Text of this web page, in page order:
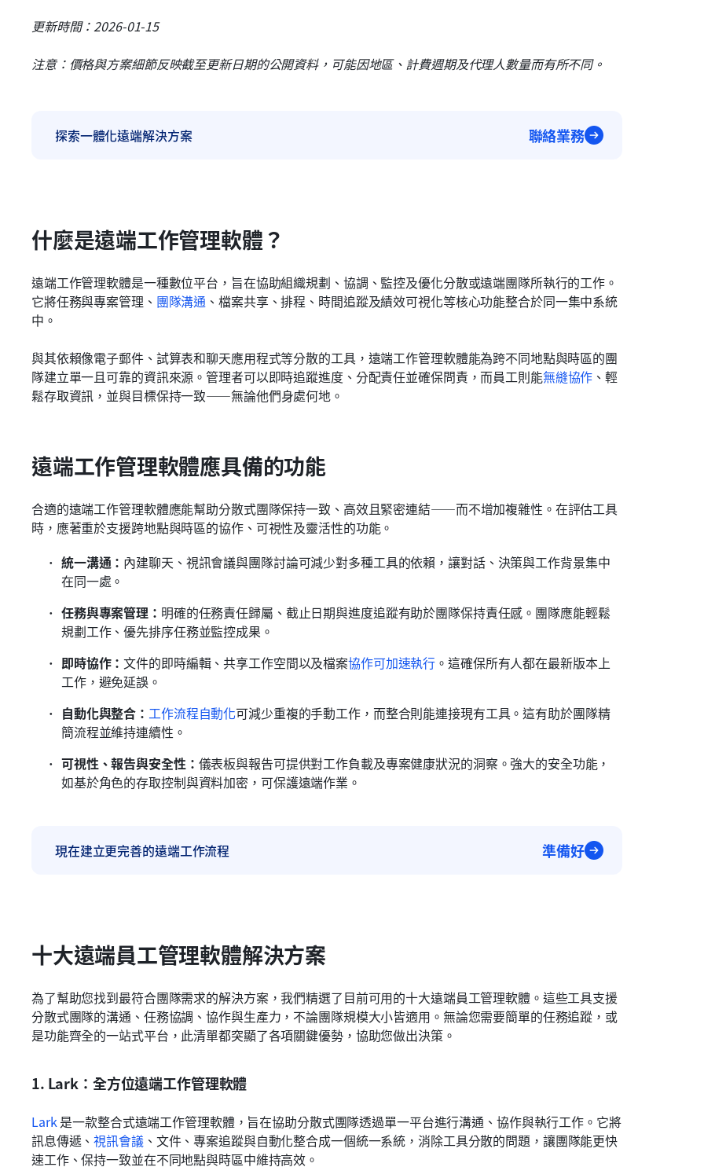
更新時間：2026-01-15
注意：價格與方案細節反映截至更新日期的公開資料，可能因地區、計費週期及代理人數量而有所不同。
探索一體化遠端解決方案 聯絡業務
什麼是遠端工作管理軟體？
遠端工作管理軟體是一種數位平台，旨在協助組織規劃、協調、監控及優化分散或遠端團隊所執行的工作。
它將任務與專案管理、 團隊溝通 、檔案共享、排程、時間追蹤及績效可視化等核心功能整合於同一集中系統
中。
與其依賴像電子郵件、試算表和聊天應用程式等分散的工具，遠端工作管理軟體能為跨不同地點與時區的團
隊建立單一且可靠的資訊來源。管理者可以即時追蹤進度、分配責任並確保問責，而員工則能無縫協作 、輕
鬆存取資訊，並與目標保持一致——無論他們身處何地。
遠端工作管理軟體應具備的功能
合適的遠端工作管理軟體應能幫助分散式團隊保持一致、高效且緊密連結——而不增加複雜性。在評估工具
時，應著重於支援跨地點與時區的協作、可視性及靈活性的功能。
統一溝通： 內建聊天、視訊會議與團隊討論可減少對多種工具的依賴，讓對話、決策與工作背景集中
在同一處。
任務與專案管理： 明確的任務責任歸屬、截止日期與進度追蹤有助於團隊保持責任感。團隊應能輕鬆
規劃工作、優先排序任務並監控成果。
即時協作：文件的即時編輯、共享工作空間以及檔案協作可加速執行 。這確保所有人都在最新版本上
工作，避免延誤。
自動化與整合：工作流程自動化可減少重複的手動工作，而整合則能連接現有工具。這有助於團隊精
簡流程並維持連續性。
可視性、報告與安全性： 儀表板與報告可提供對工作負載及專案健康狀況的洞察。強大的安全功能，
如基於角色的存取控制與資料加密，可保護遠端作業。
現在建立更完善的遠端工作流程 準備好
十大遠端員工管理軟體解決方案
為了幫助您找到最符合團隊需求的解決方案，我們精選了目前可用的十大遠端員工管理軟體。這些工具支援
分散式團隊的溝通、任務協調、協作與生產力，不論團隊規模大小皆適用。無論您需要簡單的任務追蹤，或
是功能齊全的一站式平台，此清單都突顯了各項關鍵優勢，協助您做出決策。
1. Lark：全方位遠端工作管理軟體
Lark 是一款整合式遠端工作管理軟體，旨在協助分散式團隊透過單一平台進行溝通、協作與執行工作。它將
訊息傳遞、視訊會議、文件、專案追蹤與自動化整合成一個統一系統，消除工具分散的問題，讓團隊能更快
速工作、保持一致並在不同地點與時區中維持高效。